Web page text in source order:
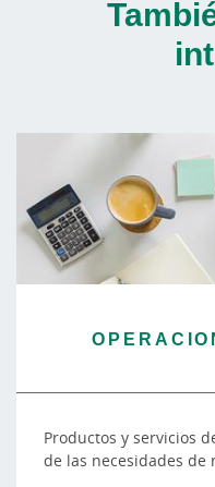
Productos y servicios
de las necesidades de